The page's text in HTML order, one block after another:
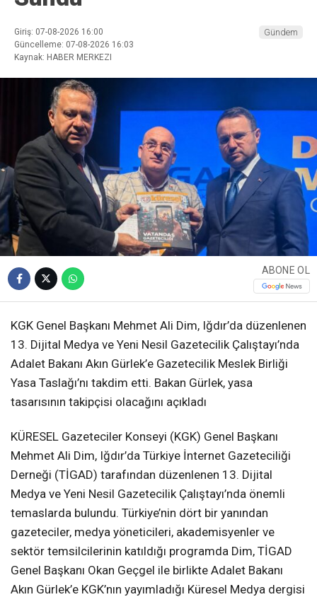
Giriş: 07-08-2026 16:00
Güncelleme: 07-08-2026 16:03
Kaynak: HABER MERKEZI
Gündem
ABONE OL
KGK Genel Başkanı Mehmet Ali Dim, Iğdır’da düzenlenen
13. Dijital Medya ve Yeni Nesil Gazetecilik Çalıştayı’nda
Adalet Bakanı Akın Gürlek’e Gazetecilik Meslek Birliği
Yasa Taslağı’nı takdim etti. Bakan Gürlek, yasa
tasarısının takipçisi olacağını açıkladı
KÜRESEL Gazeteciler Konseyi (KGK) Genel Başkanı
Mehmet Ali Dim, Iğdır’da Türkiye İnternet Gazeteciliği
Derneği (TİGAD) tarafından düzenlenen 13. Dijital
Medya ve Yeni Nesil Gazetecilik Çalıştayı’nda önemli
temaslarda bulundu. Türkiye’nin dört bir yanından
gazeteciler, medya yöneticileri, akademisyenler ve
sektör temsilcilerinin katıldığı programda Dim, TİGAD
Genel Başkanı Okan Geçgel ile birlikte Adalet Bakanı
Akın Gürlek’e KGK’nın yayımladığı Küresel Medya dergisi